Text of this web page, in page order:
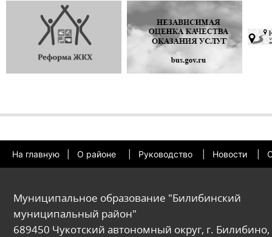
На главную О районе Руководство Новости
Муниципальное образование "Билибинский
муниципальный район"
689450 Чукотский автономный округ, г. Билибино,